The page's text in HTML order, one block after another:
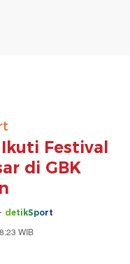
Festival
di GBK
detikSport
WIB